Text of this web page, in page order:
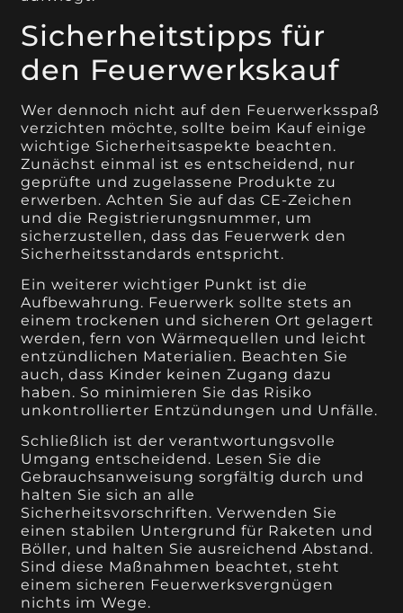
Sicherheitstipps für
den Feuerwerkskauf
Wer dennoch nicht auf den Feuerwerksspaß
verzichten möchte, sollte beim Kauf einige
wichtige Sicherheitsaspekte beachten.
Zunächst einmal ist es entscheidend, nur
geprüfte und zugelassene Produkte zu
erwerben. Achten Sie auf das CE-Zeichen
und die Registrierungsnummer, um
sicherzustellen, dass das Feuerwerk den
Sicherheitsstandards entspricht.
Ein weiterer wichtiger Punkt ist die
Aufbewahrung. Feuerwerk sollte stets an
einem trockenen und sicheren Ort gelagert
werden, fern von Wärmequellen und leicht
entzündlichen Materialien. Beachten Sie
auch, dass Kinder keinen Zugang dazu
haben. So minimieren Sie das Risiko
unkontrollierter Entzündungen und Unfälle.
Schließlich ist der verantwortungsvolle
Umgang entscheidend. Lesen Sie die
Gebrauchsanweisung sorgfältig durch und
halten Sie sich an alle
Sicherheitsvorschriften. Verwenden Sie
einen stabilen Untergrund für Raketen und
Böller, und halten Sie ausreichend Abstand.
Sind diese Maßnahmen beachtet, steht
einem sicheren Feuerwerksvergnügen
nichts im Wege.